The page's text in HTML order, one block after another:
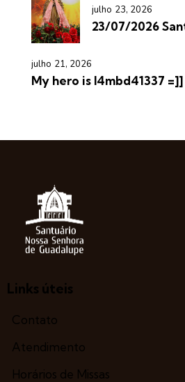
julho 23, 2026
23/07/2026
julho 21, 2026
My hero is l4mbd41337 =]]
Links úteis
Contato
Atendimento
Horários de Missas